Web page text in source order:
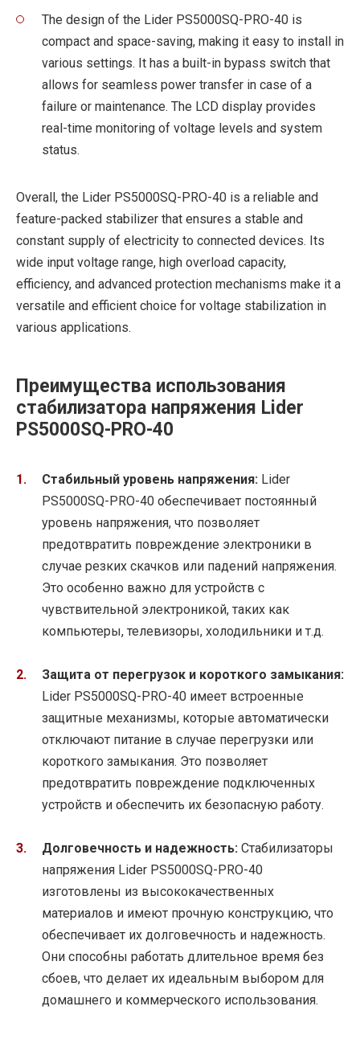
The design of the Lider PS5000SQ-PRO-40 is
compact and space-saving, making it easy to install in
various settings. It has a built-in bypass switch that
allows for seamless power transfer in case of a
failure or maintenance. The LCD display provides
real-time monitoring of voltage levels and system
status.
Overall, the Lider PS5000SQ-PRO-40 is a reliable and
feature-packed stabilizer that ensures a stable and
constant supply of electricity to connected devices. Its
wide input voltage range, high overload capacity,
efficiency, and advanced protection mechanisms make it a
versatile and efficient choice for voltage stabilization in
various applications.
Преимущества использования
стабилизатора напряжения Lider
PS5000SQ-PRO-40
Стабильный уровень напряжения: Lider
PS5000SQ-PRO-40 обеспечивает постоянный
уровень напряжения, что позволяет
предотвратить повреждение электроники в
случае резких скачков или падений напряжения.
Это особенно важно для устройств с
чувствительной электроникой, таких как
компьютеры, телевизоры, холодильники и т.д.
Защита от перегрузок и короткого замыкания:
Lider PS5000SQ-PRO-40 имеет встроенные
защитные механизмы, которые автоматически
отключают питание в случае перегрузки или
короткого замыкания. Это позволяет
предотвратить повреждение подключенных
устройств и обеспечить их безопасную работу.
Долговечность и надежность: Стабилизаторы
напряжения Lider PS5000SQ-PRO-40
изготовлены из высококачественных
материалов и имеют прочную конструкцию, что
обеспечивает их долговечность и надежность.
Они способны работать длительное время без
сбоев, что делает их идеальным выбором для
домашнего и коммерческого использования.